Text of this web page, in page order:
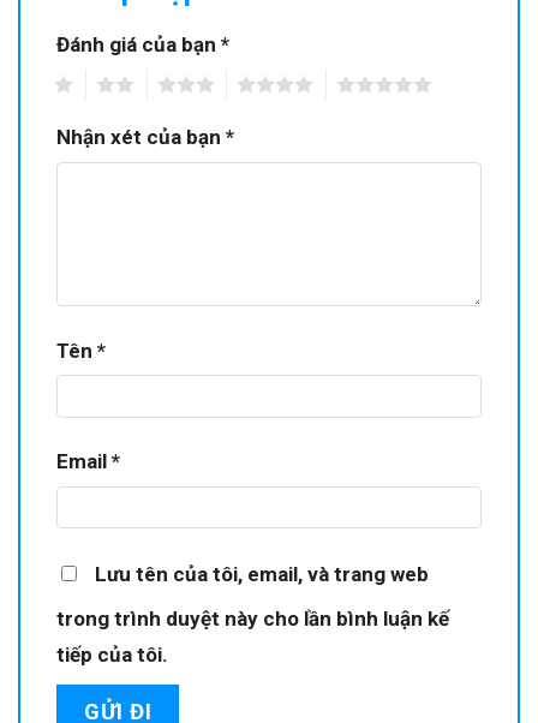
Đánh giá của bạn *
Nhận xét của bạn *
Tên *
Email *
Lưu tên của tôi, email, và trang web
trong trình duyệt này cho lần bình luận kế
tiếp của tôi.